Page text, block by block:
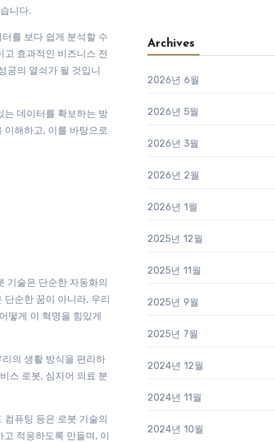
니다.
를 보다 쉽게 분석할 수
효과적인 비즈니스 전
공의 열쇠가 될 것입니
는 데이터를 확보하는 방
이해하고, 이를 바탕으로
기술은 단순한 자동화의
순한 꿈이 아니라, 우리
떻게 이 혁명을 힘있게
의 생활 방식을 편리하
스 로봇, 심지어 의료 분
컴퓨팅 등은 로봇 기술의
적응하도록 만들며, 이
Archives
2026년 6월
2026년 5월
2026년 3월
2026년 2월
2026년 1월
2025년 12월
2025년 11월
2025년 9월
2025년 7월
2024년 12월
2024년 11월
2024년 10월